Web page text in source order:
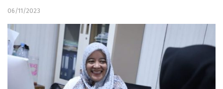
06/11/2023